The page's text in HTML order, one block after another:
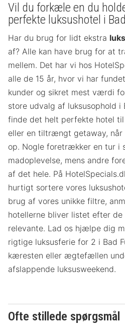
Vil du forkæle en du
perfekte luksushotel i
Har du brug for lidt ekstra
af? Alle kan have brug for at
mellem. Det har vi hos
alle de 15 år, hvor vi har fundet
kunder og sikret mest værdi
store udvalg af luksusophold i
finde det helt perfekte hotel til
eller en tiltrængt getaway, når
op. Nogle foretrækker en tur i
madoplevelse, mens andre
af det hele. På
hurtigt sortere vores
brug af vores unikke filtre,
hotellerne bliver listet efter
relevante. Lad os hjælpe dig
rigtige luksusferie for 2 i Bad
kæresten eller ægtefællen
afslappende luksusweekend.
Ofte stillede spørgsmål